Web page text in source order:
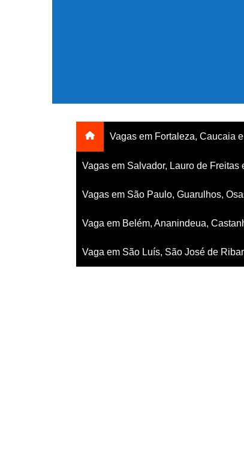
Vagas em Fortaleza, Caucaia
Vagas em Salvador, Lauro de Freitas
Vagas em São Paulo, Guarulhos,
Vaga em Belém, Ananindeua,
Vaga em São Luís, São José de